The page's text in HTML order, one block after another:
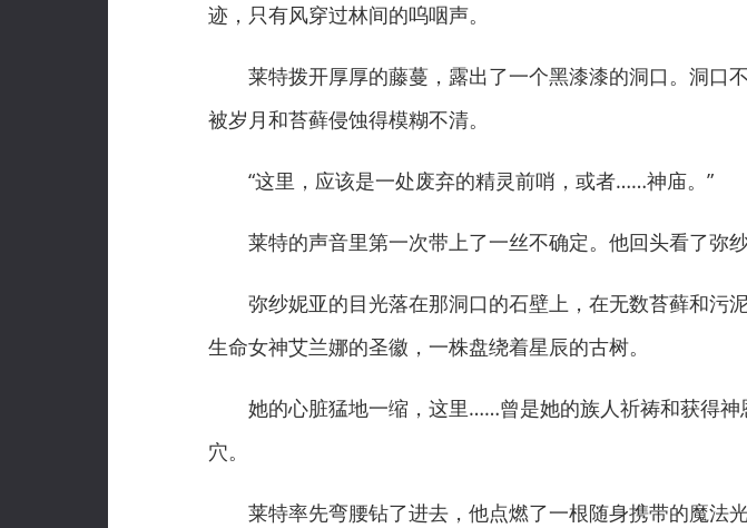
迹，只有风穿过林间的呜咽声。
莱特拨开厚厚的藤蔓，露出了一个黑漆漆的洞口。洞口
被岁月和苔藓侵蚀得模糊不清。
“这里，应该是一处废弃的精灵前哨，或者……神庙。”
莱特的声音里第一次带上了一丝不确定。他回头看了弥纱
弥纱妮亚的目光落在那洞口的石壁上，在无数苔藓和污
生命女神艾兰娜的圣徽，一株盘绕着星辰的古树。
她的心脏猛地一缩，这里……曾是她的族人祈祷和获得神
穴。
莱特率先弯腰钻了进去，他点燃了一根随身携带的魔法